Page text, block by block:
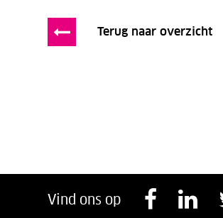
Terug naar overzicht
Vind ons op Volg